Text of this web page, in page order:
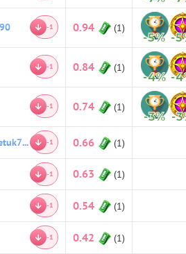
-1 0.94 (1)
-5% -
-1 0.84 (1)
-4% -
-1 0.74 (1)
-3% -
nikitaseremetuk740 -1 0.66 (1)
-1 0.63 (1)
-1 0.54 (1)
-1 0.42 (1)